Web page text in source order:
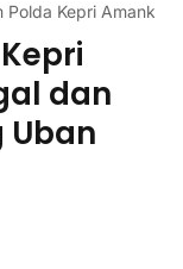
Polda Kepri
dan
Uban